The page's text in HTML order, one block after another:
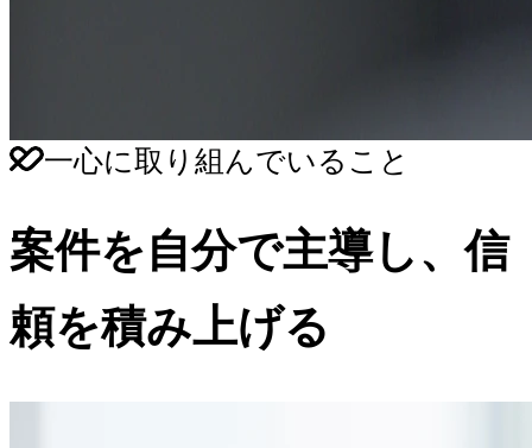
一心に取り組んでいること
案件を自分で主導し、信
頼を積み上げる